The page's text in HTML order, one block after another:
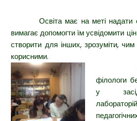
Освіта має на меті надати
вимагає допомогти їм усвідомити
створити для інших, зрозуміти,
корисними.
філологи
у